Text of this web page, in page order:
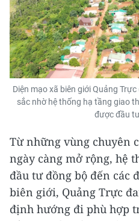
Diện mạo xã biên giới Quảng
sắc nhờ hệ thống hạ tầng giao
được đầu
Từ những vùng chuyên
ngày càng mở rộng, hệ
đầu tư đồng bộ đến các
biên giới, Quảng Trực
định hướng đi phù hợp